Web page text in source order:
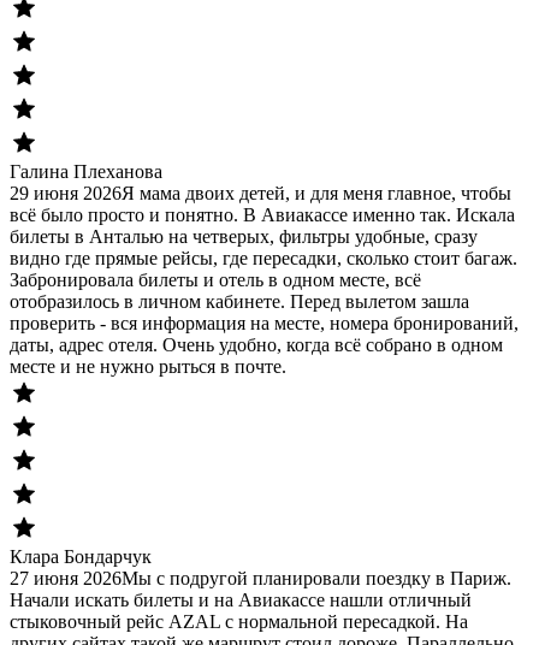
Галина Плеханова
29 июня 2026Я мама двоих детей, и для меня главное, чтобы
всё было просто и понятно. В Авиакассе именно так. Искала
билеты в Анталью на четверых, фильтры удобные, сразу
видно где прямые рейсы, где пересадки, сколько стоит багаж.
Забронировала билеты и отель в одном месте, всё
отобразилось в личном кабинете. Перед вылетом зашла
проверить - вся информация на месте, номера бронирований,
даты, адрес отеля. Очень удобно, когда всё собрано в одном
месте и не нужно рыться в почте.
Клара Бондарчук
27 июня 2026Мы с подругой планировали поездку в Париж.
Начали искать билеты и на Авиакассе нашли отличный
стыковочный рейс AZAL с нормальной пересадкой. На